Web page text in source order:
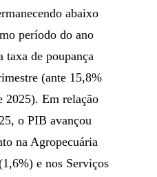
abaixo
período do ano
taxa de poupança
(ante 15,8%
2025). Em relação
o PIB avançou
na Agropecuária
e nos Serviços